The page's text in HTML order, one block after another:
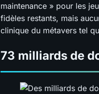
maintenance » pour les
fidèles restants, mais
clinique du métavers tel
73 milliards de